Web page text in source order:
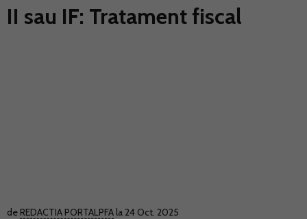
II sau IF: Tratament fiscal
de REDACTIA PORTALPFA la 24 Oct. 2025